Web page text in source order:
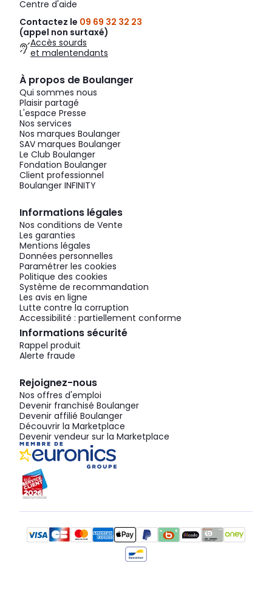
Centre d'aide
Contactez le 09 69 32 32 23
(appel non surtaxé)
Accès sourds
et malentendants
À propos de Boulanger
Qui sommes nous
Plaisir partagé
L'espace Presse
Nos services
Nos marques Boulanger
SAV marques Boulanger
Le Club Boulanger
Fondation Boulanger
Client professionnel
Boulanger INFINITY
Informations légales
Nos conditions de Vente
Les garanties
Mentions légales
Données personnelles
Paramétrer les cookies
Politique des cookies
Système de recommandation
Les avis en ligne
Lutte contre la corruption
Accessibilité : partiellement conforme
Informations sécurité
Rappel produit
Alerte fraude
Rejoignez-nous
Nos offres d'emploi
Devenir franchisé Boulanger
Devenir affilié Boulanger
Découvrir la Marketplace
Devenir vendeur sur la Marketplace